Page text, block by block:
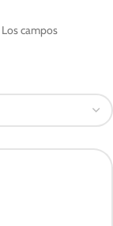
Los campos